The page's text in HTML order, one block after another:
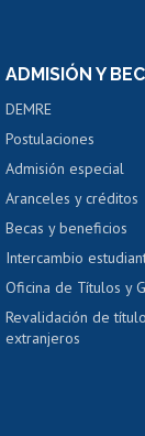
Consulta y
Servicio médico
Pago de arancel
Pago de
Certificado de
ADMISIÓN Y
DEMRE
Postulaciones
Admisión especial
Aranceles y créditos
Becas y beneficios
Intercambio
Oficina de Títulos y
Revalidación de
extranjeros